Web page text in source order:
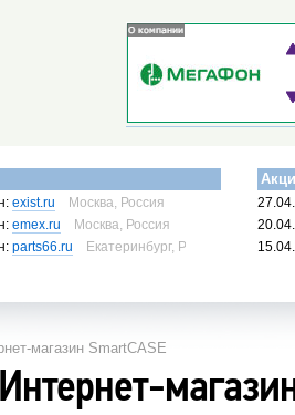
exist.ru
Москва, Россия
emex.ru
Москва, Россия
parts66.ru Екатеринбург, Россия
магазин SmartCASE
Интернет-